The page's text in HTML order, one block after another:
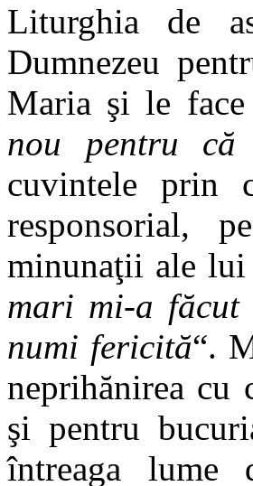
Liturghia de
Dumnezeu
Maria şi le
nou pentru
cuvintele prin
responsorial,
minunaţii ale lui
mari mi-a făcut
numi fericită“.
neprihănirea cu
şi pentru
întreaga lume